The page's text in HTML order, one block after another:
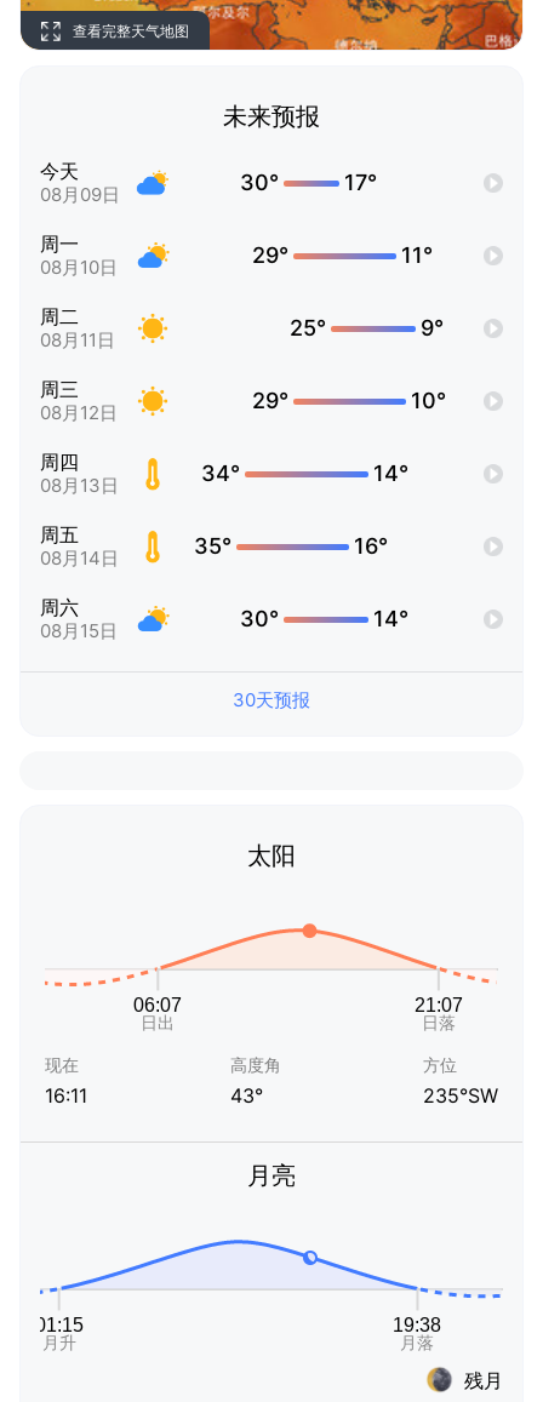
查看完整天气地图
未来预报
今天
08月09日 30° 17°
周一
08月10日 29° 11°
周二
08月11日 25° 9°
周三
08月12日 29° 10°
周四
08月13日 34° 14°
周五
08月14日 35° 16°
周六
08月15日 30° 14°
30天预报
太阳
现在
16:11
高度角
43°
方位
235°SW
月亮
残月